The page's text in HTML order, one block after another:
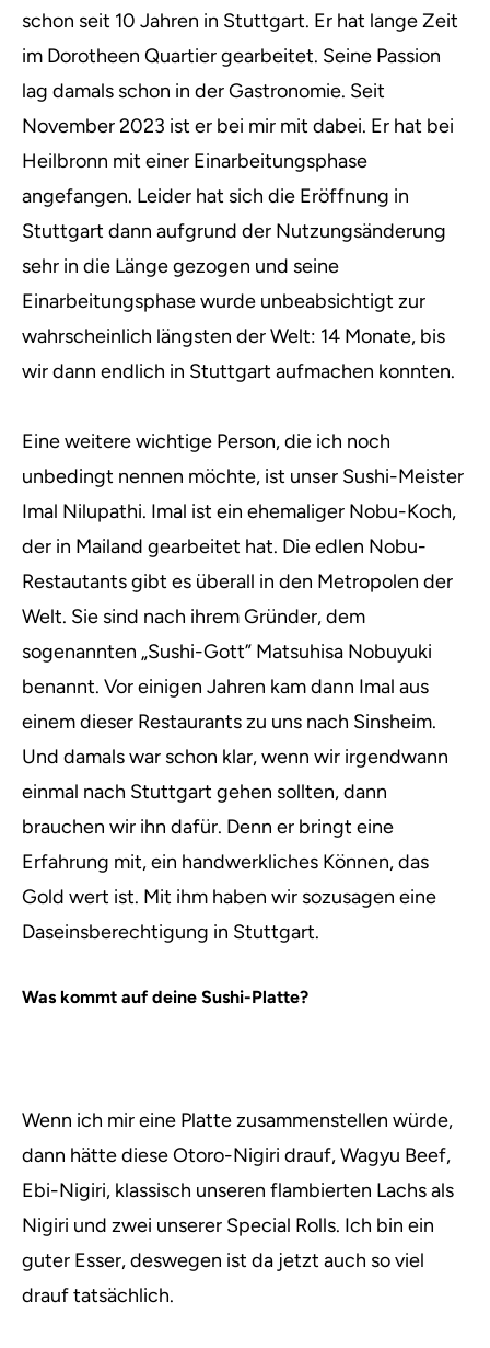
schon seit 10 Jahren in Stuttgart. Er hat lange Zeit
im Dorotheen Quartier gearbeitet. Seine Passion
lag damals schon in der Gastronomie. Seit
November 2023 ist er bei mir mit dabei. Er hat bei
Heilbronn mit einer Einarbeitungsphase
angefangen. Leider hat sich die Eröffnung in
Stuttgart dann aufgrund der Nutzungsänderung
sehr in die Länge gezogen und seine
Einarbeitungsphase wurde unbeabsichtigt zur
wahrscheinlich längsten der Welt: 14 Monate, bis
wir dann endlich in Stuttgart aufmachen konnten.
Eine weitere wichtige Person, die ich noch
unbedingt nennen möchte, ist unser Sushi-Meister
Imal Nilupathi. Imal ist ein ehemaliger Nobu-Koch,
der in Mailand gearbeitet hat. Die edlen Nobu-
Restautants gibt es überall in den Metropolen der
Welt. Sie sind nach ihrem Gründer, dem
sogenannten „Sushi-Gott” Matsuhisa Nobuyuki
benannt. Vor einigen Jahren kam dann Imal aus
einem dieser Restaurants zu uns nach Sinsheim.
Und damals war schon klar, wenn wir irgendwann
einmal nach Stuttgart gehen sollten, dann
brauchen wir ihn dafür. Denn er bringt eine
Erfahrung mit, ein handwerkliches Können, das
Gold wert ist. Mit ihm haben wir sozusagen eine
Daseinsberechtigung in Stuttgart.
Was kommt auf deine Sushi-Platte?
Wenn ich mir eine Platte zusammenstellen würde,
dann hätte diese Otoro-Nigiri drauf, Wagyu Beef,
Ebi-Nigiri, klassisch unseren flambierten Lachs als
Nigiri und zwei unserer Special Rolls. Ich bin ein
guter Esser, deswegen ist da jetzt auch so viel
drauf tatsächlich.